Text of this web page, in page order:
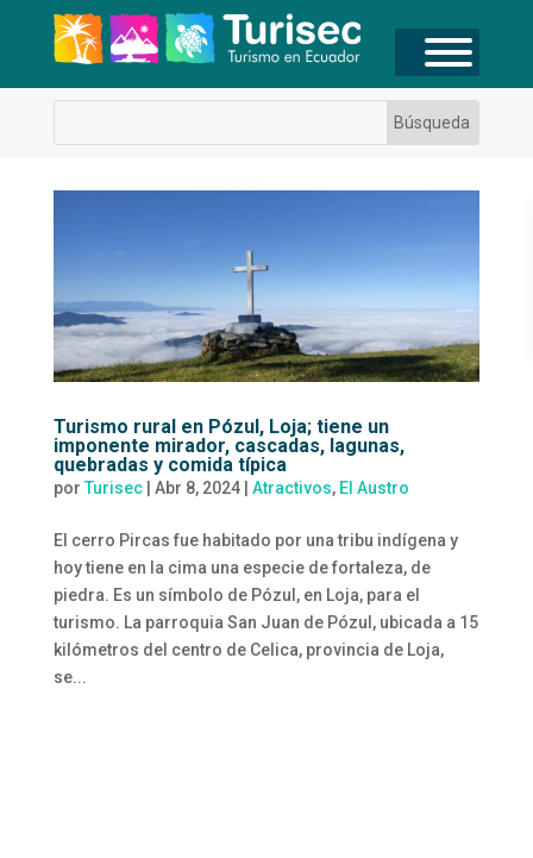
Turismo rural en Pózul, Loja; tiene un
imponente mirador, cascadas, lagunas,
quebradas y comida típica
por Turisec| Abr 8, 2024| Atractivos, El Austro
El cerro Pircas fue habitado por una tribu indígena y
hoy tiene en la cima una especie de fortaleza, de
piedra. Es un símbolo de Pózul, en Loja, para el
turismo. La parroquia San Juan de Pózul, ubicada a 15
kilómetros del centro de Celica, provincia de Loja,
se...